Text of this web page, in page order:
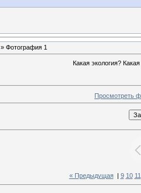
» Фотография 1
Какая экология?
Просмотреть
« Предыдущая| 9 10 11